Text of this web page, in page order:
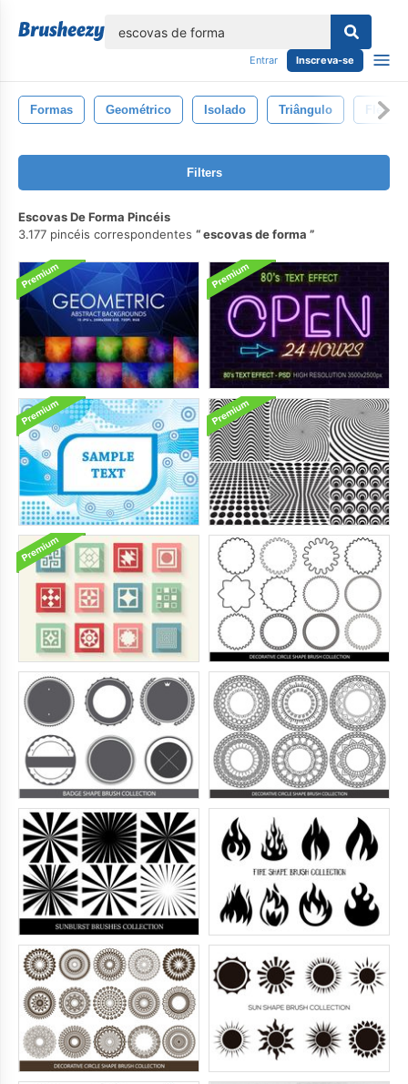
Entrar Inscreva-se
Formas Geométrico Isolado Triângulo Flecha
Filters
Escovas De Forma Pincéis
3.177 pincéis correspondentes
escovas de forma